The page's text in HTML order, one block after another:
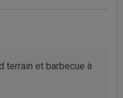
terrain et barbecue à